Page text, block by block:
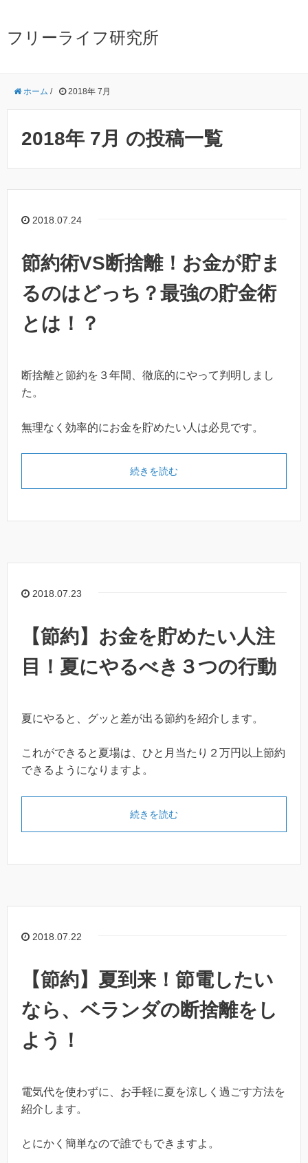
フリーライフ研究所
ホーム / 2018年 7月
2018年 7月 の投稿一覧
2018.07.24
節約術VS断捨離！お金が貯ま
るのはどっち？最強の貯金術
とは！？
断捨離と節約を３年間、徹底的にやって判明しまし
た。
無理なく効率的にお金を貯めたい人は必見です。
続きを読む
2018.07.23
【節約】お金を貯めたい人注
目！夏にやるべき３つの行動
夏にやると、グッと差が出る節約を紹介します。
これができると夏場は、ひと月当たり２万円以上節約
できるようになりますよ。
続きを読む
2018.07.22
【節約】夏到来！節電したい
なら、ベランダの断捨離をし
よう！
電気代を使わずに、お手軽に夏を涼しく過ごす方法を
紹介します。
とにかく簡単なので誰でもできますよ。